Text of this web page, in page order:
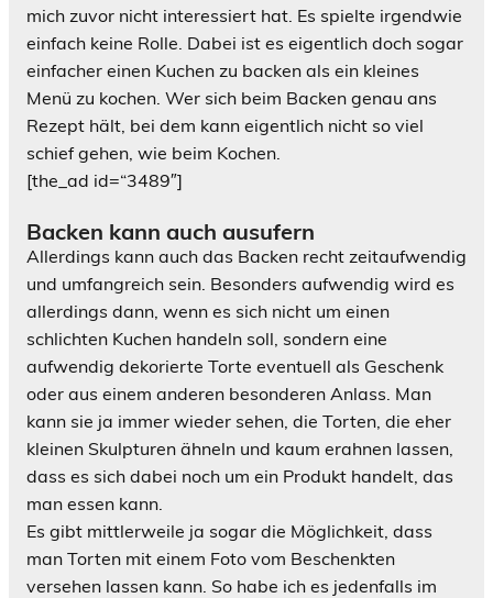
mich zuvor nicht interessiert hat. Es spielte irgendwie
einfach keine Rolle. Dabei ist es eigentlich doch sogar
einfacher einen Kuchen zu backen als ein kleines
Menü zu kochen. Wer sich beim Backen genau ans
Rezept hält, bei dem kann eigentlich nicht so viel
schief gehen, wie beim Kochen.
[the_ad id=“3489″]
Backen kann auch ausufern
Allerdings kann auch das Backen recht zeitaufwendig
und umfangreich sein. Besonders aufwendig wird es
allerdings dann, wenn es sich nicht um einen
schlichten Kuchen handeln soll, sondern eine
aufwendig dekorierte Torte eventuell als Geschenk
oder aus einem anderen besonderen Anlass. Man
kann sie ja immer wieder sehen, die Torten, die eher
kleinen Skulpturen ähneln und kaum erahnen lassen,
dass es sich dabei noch um ein Produkt handelt, das
man essen kann.
Es gibt mittlerweile ja sogar die Möglichkeit, dass
man Torten mit einem Foto vom Beschenkten
versehen lassen kann. So habe ich es jedenfalls im